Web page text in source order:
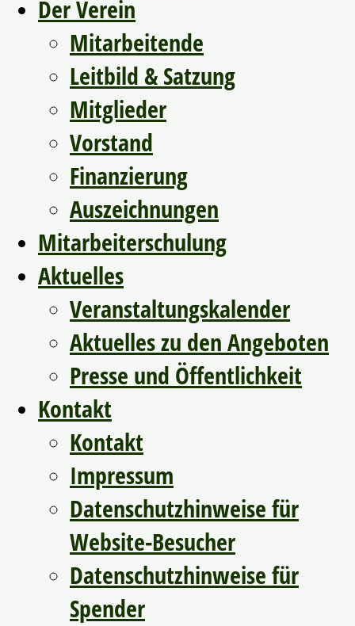
Der Verein
Mitarbeitende
Leitbild & Satzung
Mitglieder
Vorstand
Finanzierung
Auszeichnungen
Mitarbeiterschulung
Aktuelles
Veranstaltungskalender
Aktuelles zu den Angeboten
Presse und Öffentlichkeit
Kontakt
Kontakt
Impressum
Datenschutzhinweise für
Website-Besucher
Datenschutzhinweise für
Spender